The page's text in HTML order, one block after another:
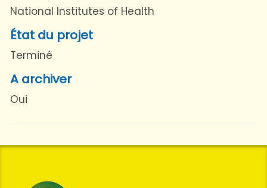
National Institutes of Health
État du projet
Terminé
A archiver
Oui